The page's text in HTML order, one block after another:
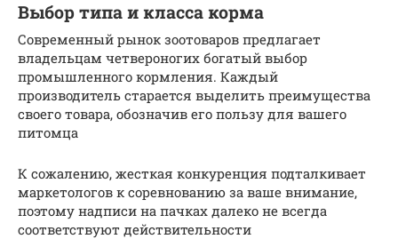
Выбор типа и класса корма
Современный рынок зоотоваров предлагает
владельцам четвероногих богатый выбор
промышленного кормления. Каждый
производитель старается выделить преимущества
своего товара, обозначив его пользу для вашего
питомца
К сожалению, жесткая конкуренция подталкивает
маркетологов к соревнованию за ваше внимание,
поэтому надписи на пачках далеко не всегда
соответствуют действительности